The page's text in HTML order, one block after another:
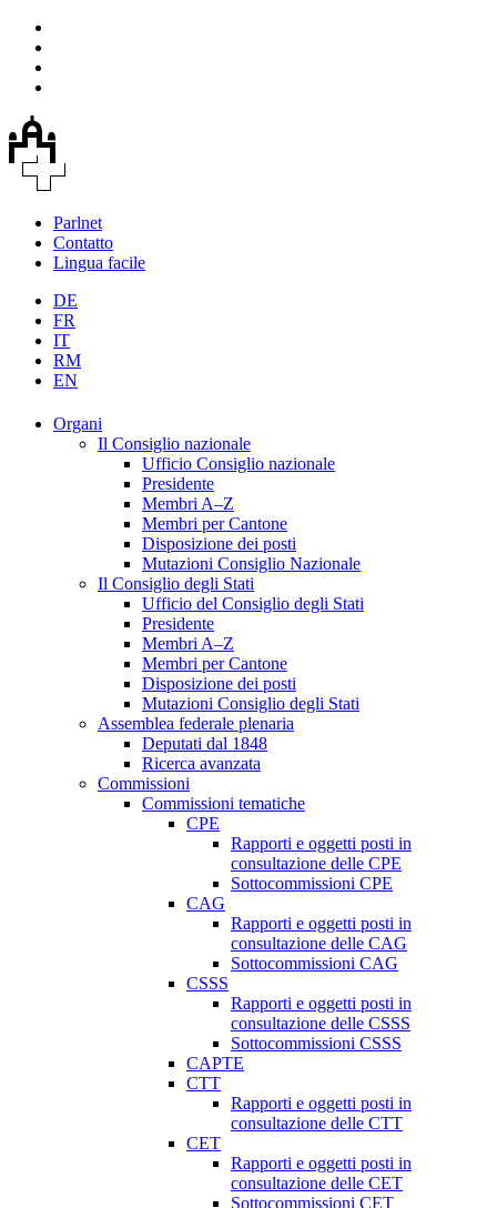
Parlnet
Contatto
Lingua facile
DE
FR
IT
RM
EN
Organi
Il Consiglio nazionale
Ufficio Consiglio nazionale
Presidente
Membri A–Z
Membri per Cantone
Disposizione dei posti
Mutazioni Consiglio Nazionale
Il Consiglio degli Stati
Ufficio del Consiglio degli Stati
Presidente
Membri A–Z
Membri per Cantone
Disposizione dei posti
Mutazioni Consiglio degli Stati
Assemblea federale plenaria
Deputati dal 1848
Ricerca avanzata
Commissioni
Commissioni tematiche
CPE
Rapporti e oggetti posti in
consultazione delle CPE
Sottocommissioni CPE
CAG
Rapporti e oggetti posti in
consultazione delle CAG
Sottocommissioni CAG
CSSS
Rapporti e oggetti posti in
consultazione delle CSSS
Sottocommissioni CSSS
CAPTE
CTT
Rapporti e oggetti posti in
consultazione delle CTT
CET
Rapporti e oggetti posti in
consultazione delle CET
Sottocommissioni CET